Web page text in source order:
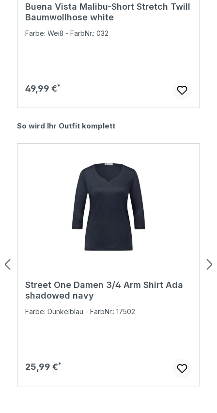
Buena Vista Malibu-Short Stretch Twill
Baumwollhose white
Farbe: Weiß - FarbNr.: 032
Regulärer Preis:
49,99 €
Produktgalerie überspringen
So wird Ihr Outfit komplett
Street One Damen 3/4 Arm Shirt Ada
shadowed navy
Farbe: Dunkelblau - FarbNr.: 17502
Regulärer Preis:
25,99 €